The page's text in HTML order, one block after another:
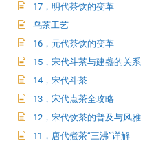
17，明代茶饮的变革
乌茶工艺
16，元代茶饮的变革
15，宋代斗茶与建盏的关系
14，宋代斗茶
13，宋代点茶全攻略
12，宋代饮茶的普及与风雅
11，唐代煮茶“三沸”详解